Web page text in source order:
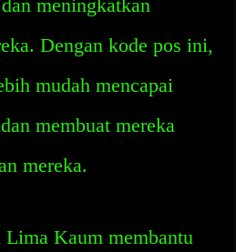
meningkatkan
Dengan kode pos ini,
mudah mencapai
membuat mereka
mereka.
Kaum membantu